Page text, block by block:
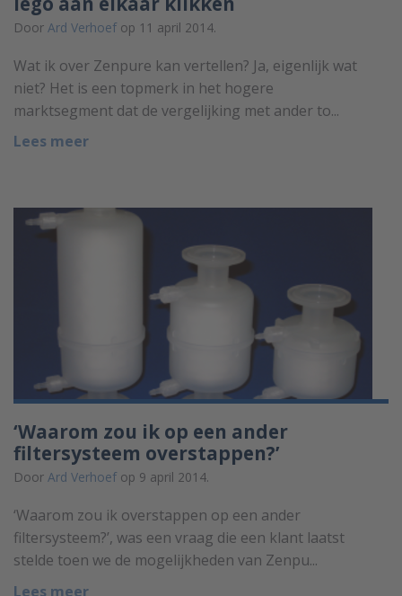
Door Ard Verhoef op 11 april 2014.
Wat ik over Zenpure kan vertellen? Ja, eigenlijk wat
niet? Het is een topmerk in het hogere
marktsegment dat de vergelijking met ander to...
Lees meer
‘Waarom zou ik op een ander
filtersysteem overstappen?’
Door Ard Verhoef op 9 april 2014.
‘Waarom zou ik overstappen op een ander
filtersysteem?’, was een vraag die een klant laatst
stelde toen we de mogelijkheden van Zenpu...
Lees meer